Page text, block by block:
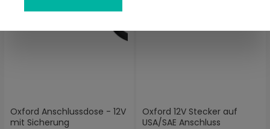
Oxford Anschlussdose - 12V
mit Sicherung
Oxford 12V Stecker auf
USA/SAE Anschluss